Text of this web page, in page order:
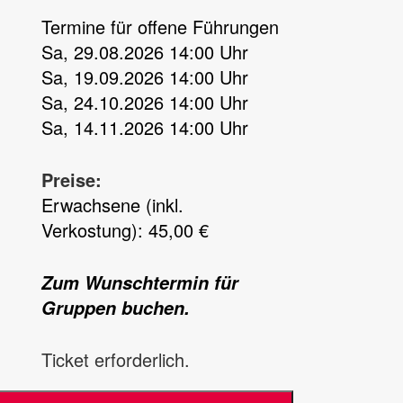
Termine für offene Führungen
Sa, 29.08.2026 14:00 Uhr
Sa, 19.09.2026 14:00 Uhr
Sa, 24.10.2026 14:00 Uhr
Sa, 14.11.2026 14:00 Uhr
Preise:
Erwachsene (inkl.
Verkostung): 45,00 €
Zum Wunschtermin für
Gruppen buchen.
Ticket erforderlich.